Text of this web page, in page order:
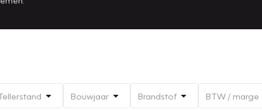
Bouwjaar Brandstof BTW / marge